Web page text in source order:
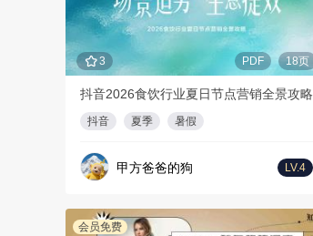
3 PDF 18页
抖音2026食饮行业夏日节点营销全景攻略
抖音 夏季 暑假
甲方爸爸的狗 LV.4
会员免费